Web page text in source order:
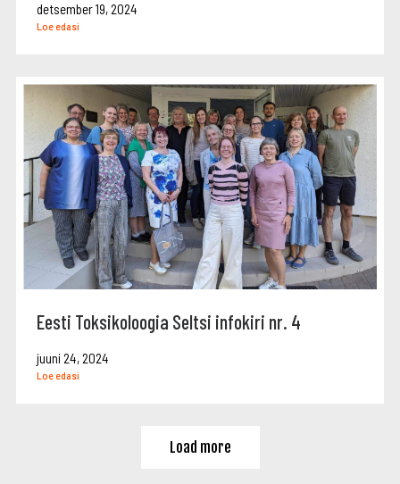
detsember 19, 2024
Loe edasi
Eesti Toksikoloogia Seltsi infokiri nr. 4
juuni 24, 2024
Loe edasi
Load more